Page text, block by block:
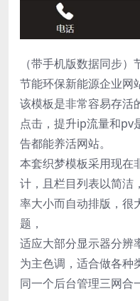
（带手机版数据同步
节能环保新能源企业网
该模板是非常容易存活
点击，提升ip流量和pv
告都能养活网站。
本套织梦模板采用现在
计，且栏目列表以简洁
率大小而自动排版，很
题，
适应大部分显示器分辨
为主色调，适合做各种
同一个后台管理三网合